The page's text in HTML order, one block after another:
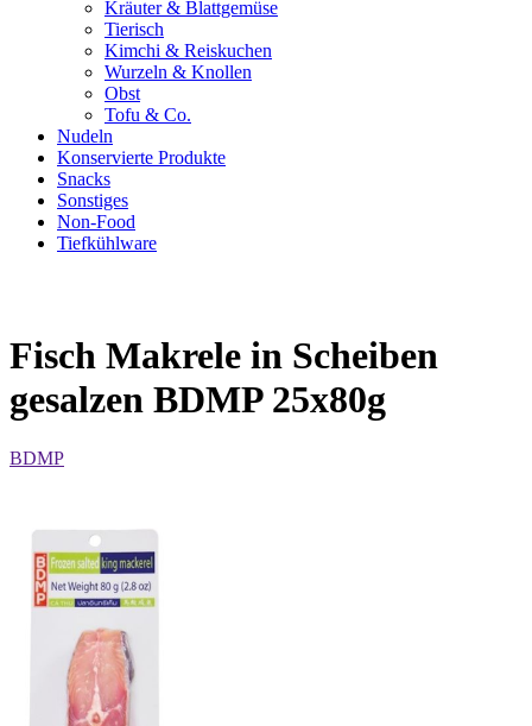
Kräuter & Blattgemüse
Tierisch
Kimchi & Reiskuchen
Wurzeln & Knollen
Obst
Tofu & Co.
Nudeln
Konservierte Produkte
Snacks
Sonstiges
Non-Food
Tiefkühlware
Fisch Makrele in Scheiben
gesalzen BDMP 25x80g
BDMP